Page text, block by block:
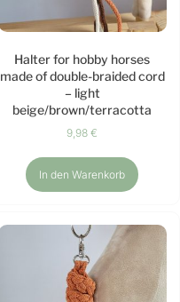
Halter for hobby horses
made of double-braided cord
– light
beige/brown/terracotta
9,98€
In den Warenkorb